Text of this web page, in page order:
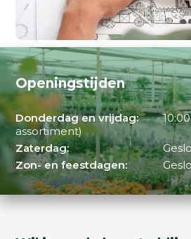
Openingstijden
Donderdag en vrijdag:
assortiment)
Zaterdag:
Zon- en feestdagen: